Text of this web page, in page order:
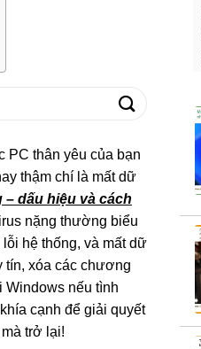
PC thân yêu của bạn
thậm chí là mất dữ
– dấu hiệu và cách
nặng thường biểu
hệ thống, và mất dữ
tín, xóa các chương
Windows nếu tình
cạnh để giải quyết
trở lại!